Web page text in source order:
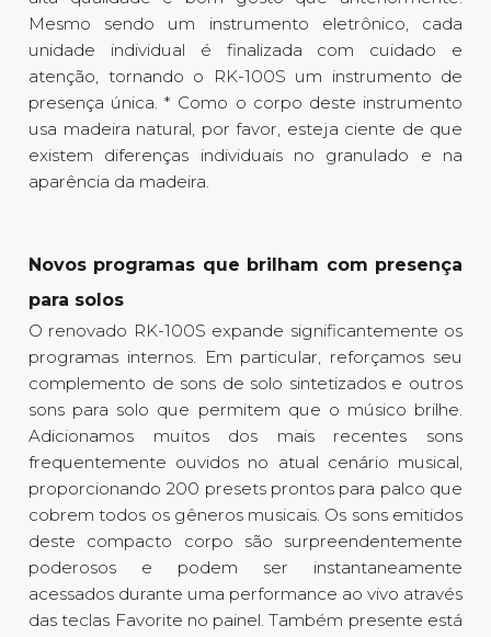
Mesmo sendo um instrumento eletrônico, cada
unidade individual é finalizada com cuidado e
atenção, tornando o RK-100S um instrumento de
presença única. * Como o corpo deste instrumento
usa madeira natural, por favor, esteja ciente de que
existem diferenças individuais no granulado e na
aparência da madeira.
Novos programas que brilham com presença
para solos
O renovado RK-100S expande significantemente os
programas internos. Em particular, reforçamos seu
complemento de sons de solo sintetizados e outros
sons para solo que permitem que o músico brilhe.
Adicionamos muitos dos mais recentes sons
frequentemente ouvidos no atual cenário musical,
proporcionando 200 presets prontos para palco que
cobrem todos os gêneros musicais. Os sons emitidos
deste compacto corpo são surpreendentemente
poderosos e podem ser instantaneamente
acessados durante uma performance ao vivo através
das teclas Favorite no painel. Também presente está